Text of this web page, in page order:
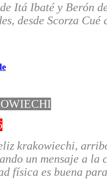
Itá Ibaté y Berón
desde Scorza
krakowiechi,
un mensaje a la
física es buena